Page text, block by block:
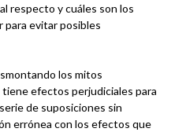
respecto y cuáles son los
para evitar posibles
los mitos
tiene efectos perjudiciales para
de suposiciones sin
errónea con los efectos que